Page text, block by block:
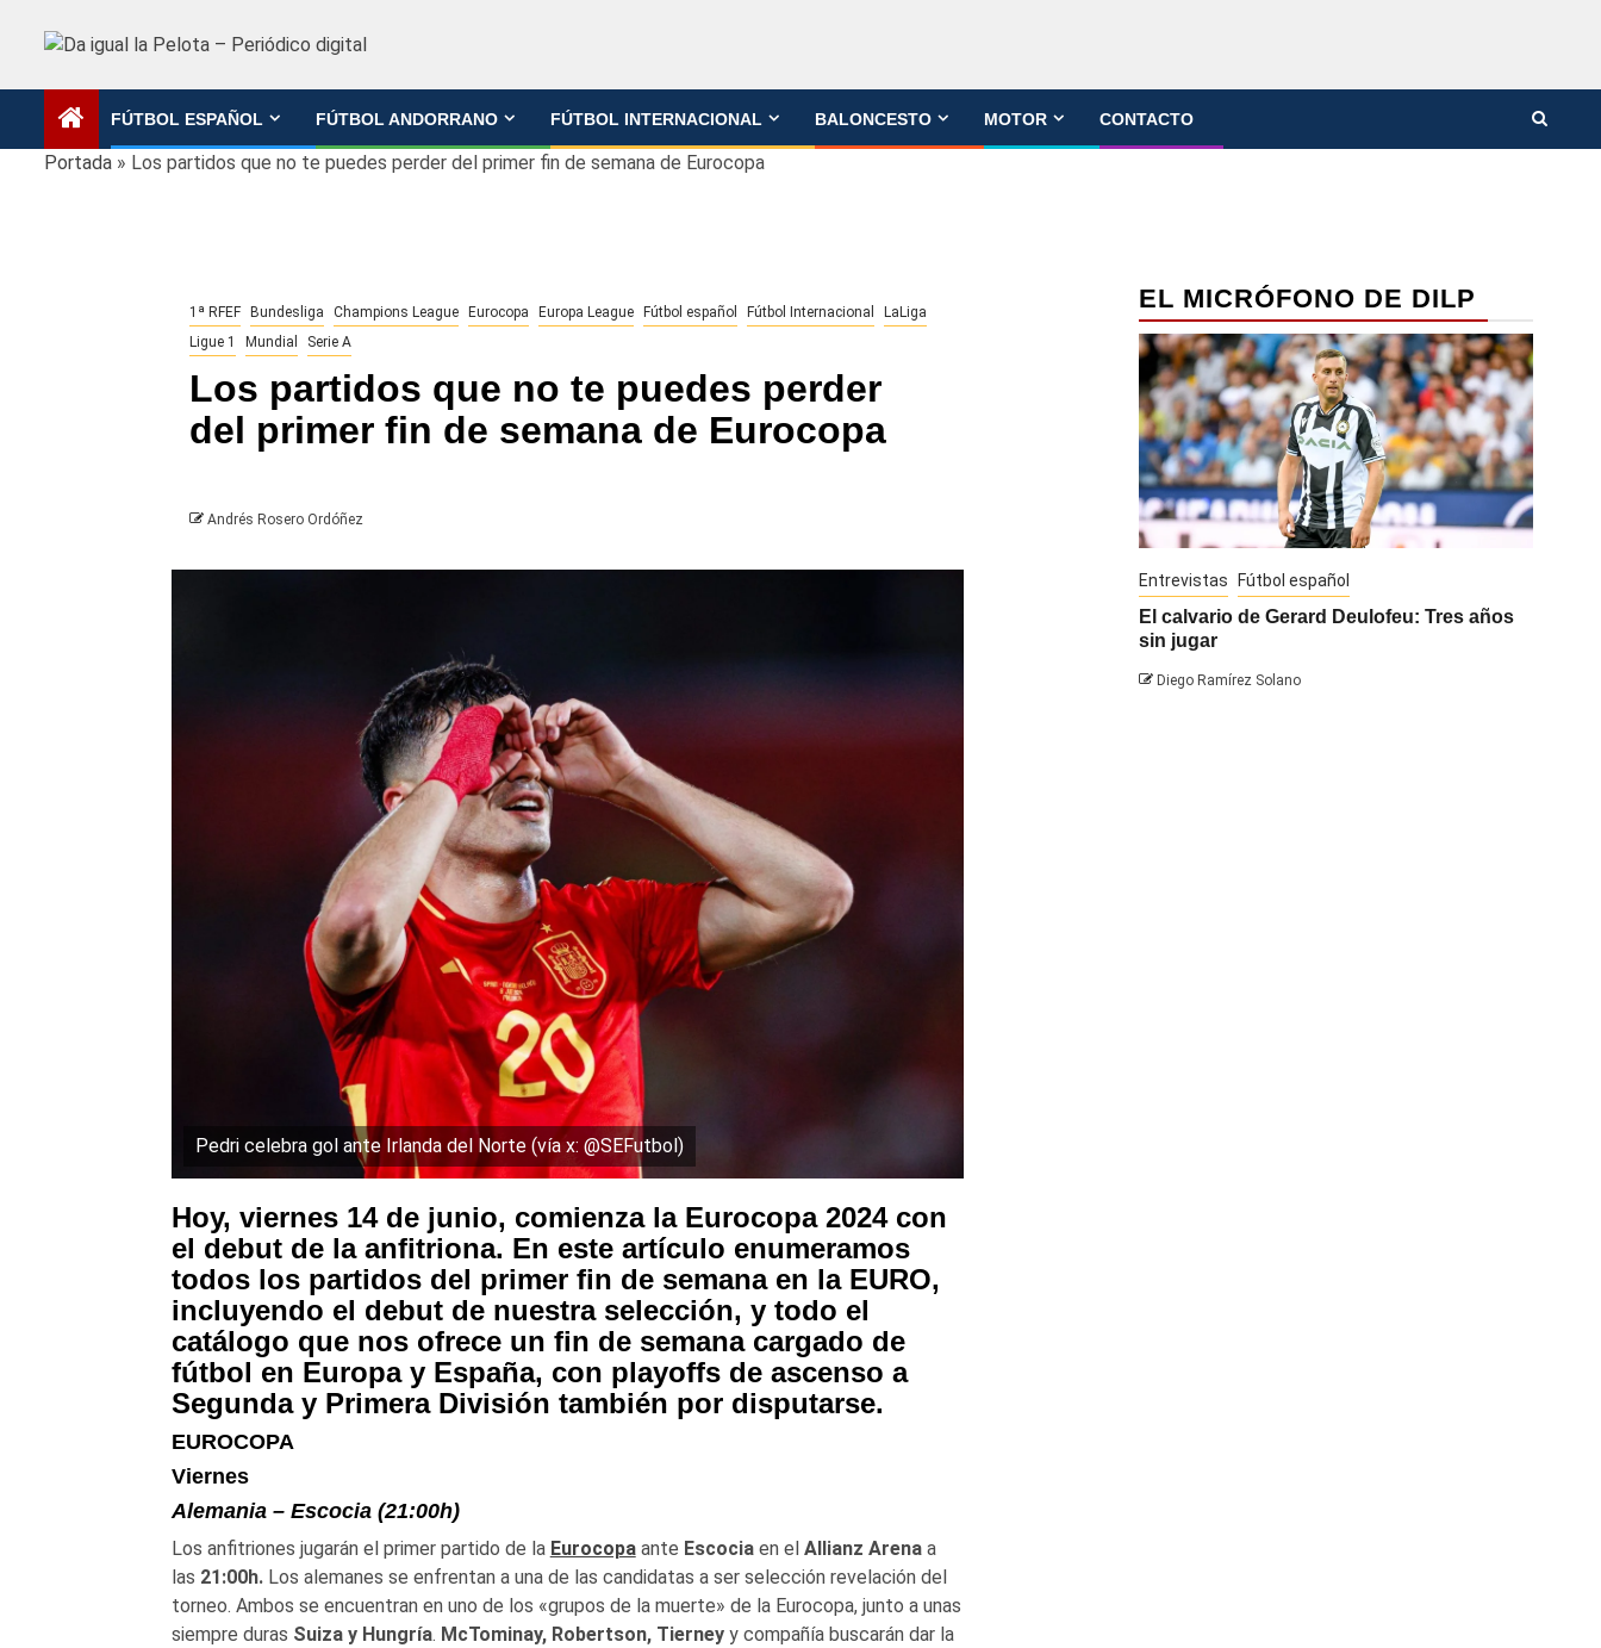
FÚTBOL ESPAÑOL FÚTBOL ANDORRANO FÚTBOL INTERNACIONAL BALONCESTO MOTOR CONTACTO
Portada » Los partidos que no te puedes perder del primer fin de semana de Eurocopa
1ª RFEF Bundesliga Champions League Eurocopa Europa League Fútbol español Fútbol Internacional
LaLiga
Ligue 1
Mundial Serie A
Los partidos que no te puedes perder
del primer fin de semana de Eurocopa
Andrés Rosero Ordóñez
Pedri celebra gol ante Irlanda del Norte (vía x: @SEFutbol)
Hoy, viernes 14 de junio, comienza la Eurocopa 2024 con
el debut de la anfitriona. En este artículo enumeramos
todos los partidos del primer fin de semana en la EURO,
incluyendo el debut de nuestra selección, y todo el
catálogo que nos ofrece un fin de semana cargado de
fútbol en Europa y España, con playoffs de ascenso a
Segunda y Primera División también por disputarse.
EUROCOPA
Viernes
Alemania – Escocia (21:00h)
Los anfitriones jugarán el primer partido de la Eurocopaante Escociaen el Allianz Arenaa
las 21:00h.Los alemanes se enfrentan a una de las candidatas a ser selección revelación del
torneo. Ambos se encuentran en uno de los «grupos de la muerte» de la Eurocopa, junto a unas
siempre duras Suiza y Hungría. McTominay, Robertson, Tierneyy compañía buscarán dar la
EL MICRÓFONO DE DILP
Entrevistas Fútbol español
El calvario de Gerard Deulofeu: Tres años
sin jugar
Diego Ramírez Solano